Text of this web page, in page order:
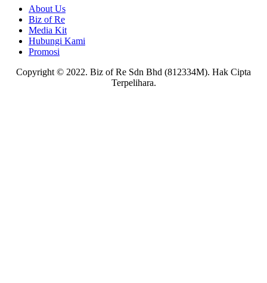
About Us
Biz of Re
Media Kit
Hubungi Kami
Promosi
Copyright © 2022. Biz of Re Sdn Bhd (812334M). Hak Cipta
Terpelihara.